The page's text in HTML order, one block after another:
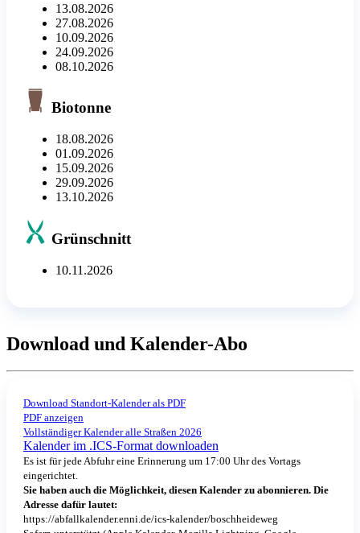
13.08.2026
27.08.2026
10.09.2026
24.09.2026
08.10.2026
Biotonne
18.08.2026
01.09.2026
15.09.2026
29.09.2026
13.10.2026
Grünschnitt
10.11.2026
Download und Kalender-Abo
Download Standort-Kalender als PDF
PDF anzeigen
Vollständiger Kalender alle Straßen 2026
Kalender im .ICS-Format downloaden
Es ist für jede Abfuhr eine Erinnerung um 17:00 Uhr des Vortags
eingerichtet.
Sie haben auch die Möglichkeit, diesen Kalender zu abonnieren. Die
Adresse dafür lautet:
https://abfallkalender.enni.de/ics-kalender/boschheideweg